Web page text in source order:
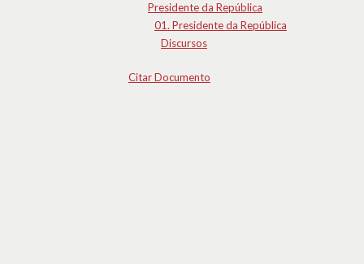
Presidente da República
01. Presidente da República
Discursos
Citar Documento